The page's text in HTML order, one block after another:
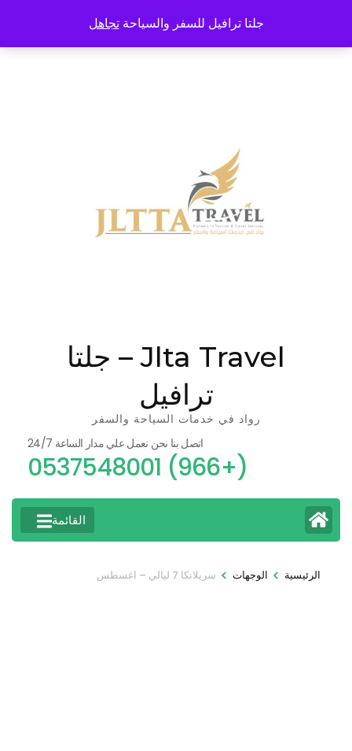
جلتا ترافيل للسفر والسياحةتجاهل
المحتوى
Jlta Travel – جلتا
ترافيل
رواد في خدمات السياحة والسفر
اتصل بنا نحن نعمل علي مدار الساعة 24/7
(+966) 0537548001
القائمة
الرئيسية > الوجهات > سريلانكا 7 ليالي – اغسطس